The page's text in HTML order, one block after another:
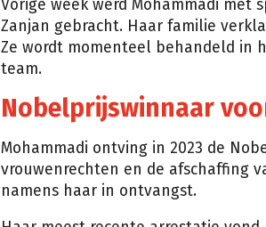
Vorige week werd Mohammadi met
Zanjan gebracht. Haar familie
Ze wordt momenteel behandeld in
team.
Nobelprijswinnaar
Mohammadi ontving in 2023 de
vrouwenrechten en de afschaffing
namens haar in ontvangst.